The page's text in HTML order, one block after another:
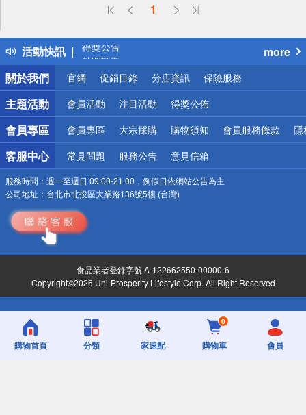
1
活動快訊
偏遠地區配送
得獎公告
熱門話題
銀行優惠
偏遠地區配送
詐騙網頁！請小心！
more
關於我們
官網 促銷目錄 分店資訊 保險服務
主題活動 會員活動 注目活動 得獎公佈
會員專區 會員專區 大宗採購 購物須知 會員服務條款 隱
客服中心 常見問題 服務公告 意見信箱
服務時間： 週一至週日 09:00-21:00，例假日依網站公告為主
公司地址： 台北市北投區大業路136號5樓 (台灣)
食品業者登錄字號 A-122662550-00000-6
Copyright©2026 Uni-Prosperity Lifestyle Corp. All Right Reserved
購物首頁 分類 家速配
0
購物車 會員